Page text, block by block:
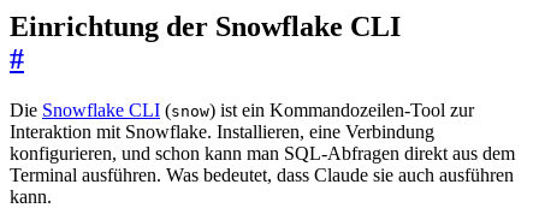
Einrichtung der Snowflake CLI
#
Die Snowflake CLI (snow) ist ein Kommandozeilen-Tool zur
Interaktion mit Snowflake. Installieren, eine Verbindung
konfigurieren, und schon kann man SQL-Abfragen direkt aus dem
Terminal ausführen. Was bedeutet, dass Claude sie auch ausführen
kann.